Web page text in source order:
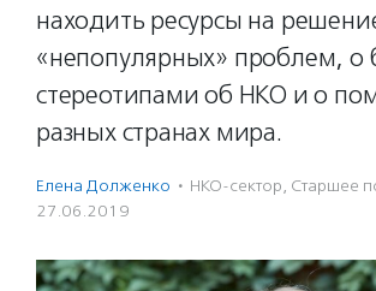
находить ресурсы на
«непопулярных» проблем, о
стереотипами об НКО и о
разных странах мира.
Елена Долженко · НКО-сектор, Старшее
27.06.2019